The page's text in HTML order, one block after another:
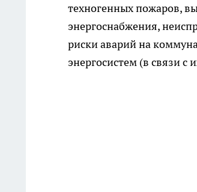
техногенных пожаров,
энергоснабжения,
риски аварий на
энергосистем (в связи с